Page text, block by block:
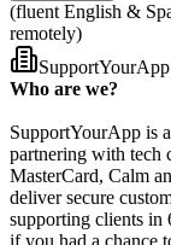
(fluent English &
remotely)
SupportYourApp
Who are we?
SupportYourApp is
partnering with tech
MasterCard, Calm
deliver secure
supporting clients in